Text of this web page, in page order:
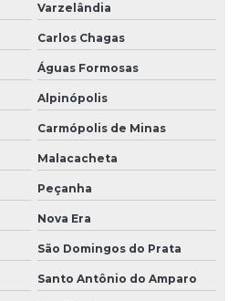
Varzelândia
Carlos Chagas
Águas Formosas
Alpinópolis
Carmópolis de Minas
Malacacheta
Peçanha
Nova Era
São Domingos do Prata
Santo Antônio do Amparo